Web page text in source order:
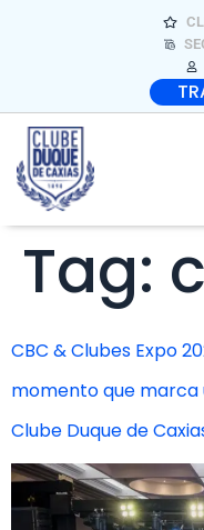
Tag:
CBC & Clubes Expo
momento que
Clube Duque de